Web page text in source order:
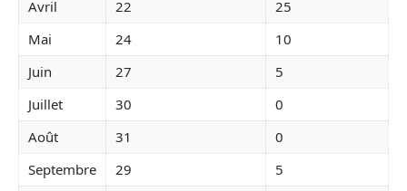
Avril
22
25
Mai
24
10
Juin
27
5
Juillet
30
0
Août
31
0
Septembre
29
5